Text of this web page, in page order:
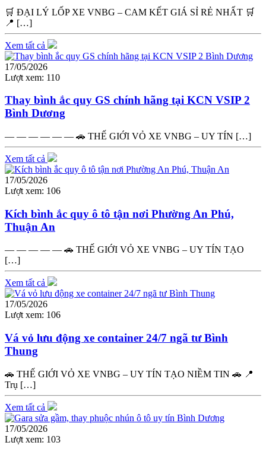
🛒 ĐẠI LÝ LỐP XE VNBG – CAM KẾT GIÁ SỈ RẺ NHẤT 🛒
📍 […]
Xem tất cả
17/05/2026
Lượt xem: 110
Thay bình ắc quy GS chính hãng tại KCN VSIP 2
Bình Dương
— — — — — — 🚗 THẾ GIỚI VỎ XE VNBG – UY TÍN […]
Xem tất cả
17/05/2026
Lượt xem: 106
Kích bình ắc quy ô tô tận nơi Phường An Phú,
Thuận An
— — — — — 🚗 THẾ GIỚI VỎ XE VNBG – UY TÍN TẠO
[…]
Xem tất cả
17/05/2026
Lượt xem: 106
Vá vỏ lưu động xe container 24/7 ngã tư Bình
Thung
🚗 THẾ GIỚI VỎ XE VNBG – UY TÍN TẠO NIỀM TIN 🚗 📍
Trụ […]
Xem tất cả
17/05/2026
Lượt xem: 103